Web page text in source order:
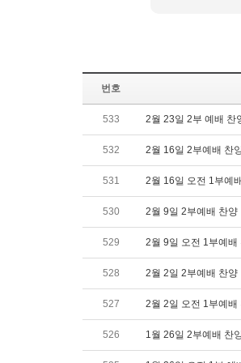
번호
533 2월 23일 2부 예배 찬
532 2월 16일 2부예배 찬
531 2월 16일 오전 1부예
530 2월 9일 2부예배 찬양
529 2월 9일 오전 1부예배
528 2월 2일 2부예배 찬양
527 2월 2일 오전 1부예배
526 1월 26일 2부예배 찬